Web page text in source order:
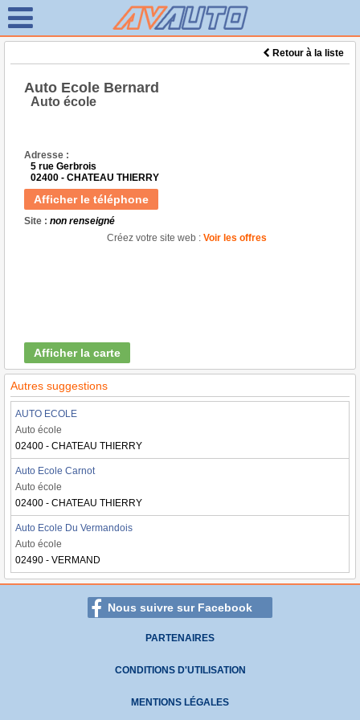
Retour à la liste
Auto Ecole Bernard
Auto école
Adresse :
5 rue Gerbrois
02400 - CHATEAU THIERRY
Afficher le téléphone
Site : non renseigné
Créez votre site web : Voir les offres
Afficher la carte
Autres suggestions
AUTO ECOLE
Auto école
02400 - CHATEAU THIERRY
Auto Ecole Carnot
Auto école
02400 - CHATEAU THIERRY
Auto Ecole Du Vermandois
Auto école
02490 - VERMAND
Nous suivre sur Facebook
PARTENAIRES
CONDITIONS D'UTILISATION
MENTIONS LÉGALES